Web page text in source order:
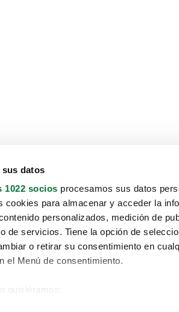
sus datos
1022 socios procesamos sus datos
cookies para almacenar y acceder la
personalizados, medición de
de servicios. Tiene la opción de
o retirar su consentimiento en
el Menú de consentimiento.
quisiéramos: